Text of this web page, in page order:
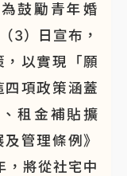
鼓勵青年婚
3）日宣布，
以實現「願
項政策涵蓋
租金補貼擴
管理條例》
，將從社宅中